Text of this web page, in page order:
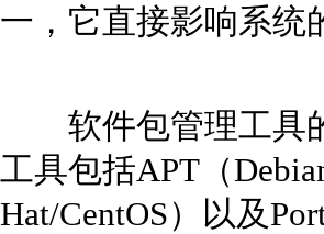
一，它直接影响系统
软件包管理工具的
工具包括APT（
Hat/CentOS）以及